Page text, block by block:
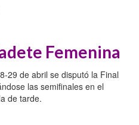
Femenina
29 de abril se disputó la Final
las semifinales en el
de tarde.